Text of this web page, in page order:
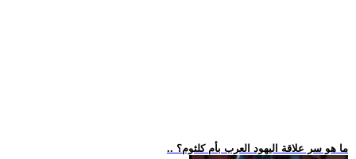
.. ما هو سر علاقة اليهود العرب بأم كلثوم؟